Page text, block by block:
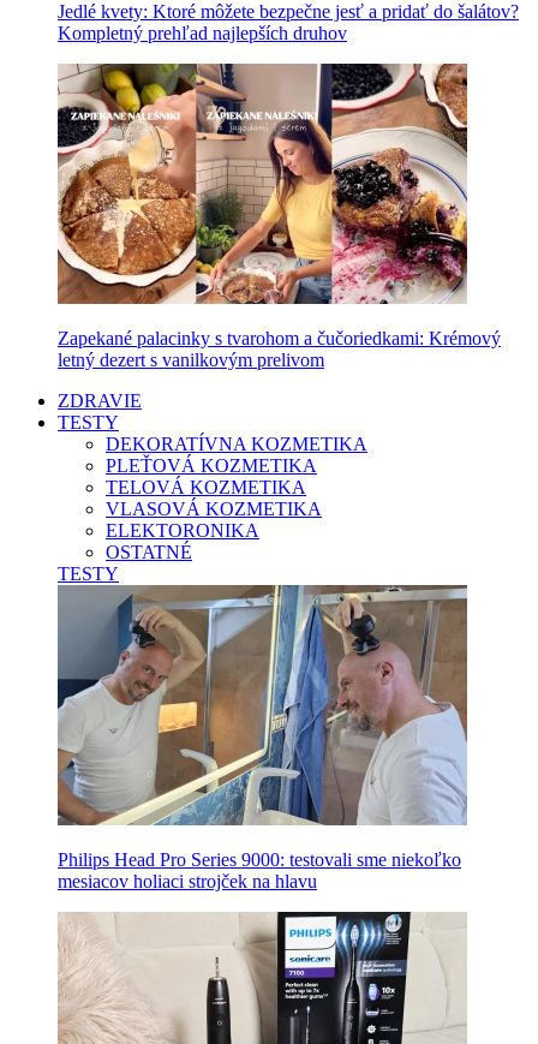
Jedlé kvety: Ktoré môžete bezpečne jesť a pridať do šalátov?
Kompletný prehľad najlepších druhov
Zapekané palacinky s tvarohom a čučoriedkami: Krémový
letný dezert s vanilkovým prelivom
ZDRAVIE
TESTY
DEKORATÍVNA KOZMETIKA
PLEŤOVÁ KOZMETIKA
TELOVÁ KOZMETIKA
VLASOVÁ KOZMETIKA
ELEKTORONIKA
OSTATNÉ
TESTY
Philips Head Pro Series 9000: testovali sme niekoľko
mesiacov holiaci strojček na hlavu